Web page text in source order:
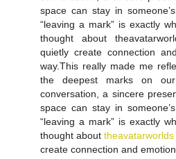
space can stay in
“leaving a mark” is exactly
thought about
quietly create connection
way.This really made me
the deepest marks on
conversation, a sincere
space can stay in
“leaving a mark” is exactly
thought about theavatarworlds
create connection and